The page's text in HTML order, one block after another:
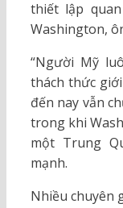
thiết lập
Washington,
“Người Mỹ
thách thức
đến nay vẫn
trong khi
một Trung
mạnh.
Nhiều chuyên